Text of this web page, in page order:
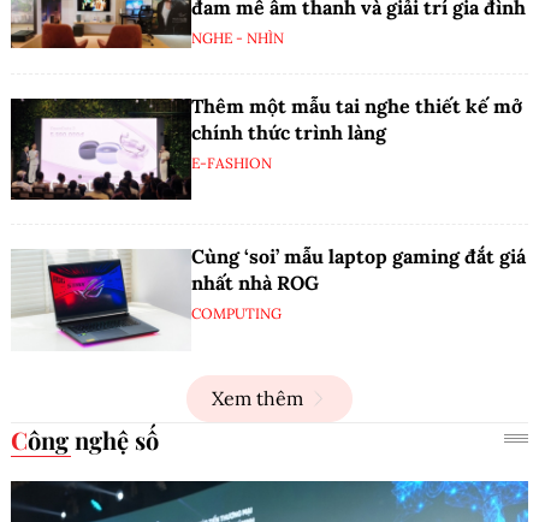
đam mê âm thanh và giải trí gia đình
NGHE - NHÌN
Thêm một mẫu tai nghe thiết kế mở
chính thức trình làng
E-FASHION
Cùng ‘soi’ mẫu laptop gaming đắt giá
nhất nhà ROG
COMPUTING
Xem thêm
Công nghệ số